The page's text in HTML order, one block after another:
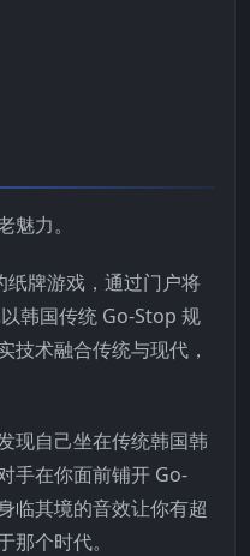
力。
牌游戏，通过门户将
韩国传统 Go-Stop 规
技术融合传统与现代，
现自己坐在传统韩国韩
手在你面前铺开 Go-
临其境的音效让你有超
个时代。